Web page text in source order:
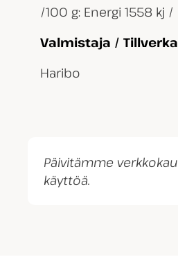
/100 g: Energi 1558 kj
Valmistaja /
Haribo
Päivitämme
käyttöä.